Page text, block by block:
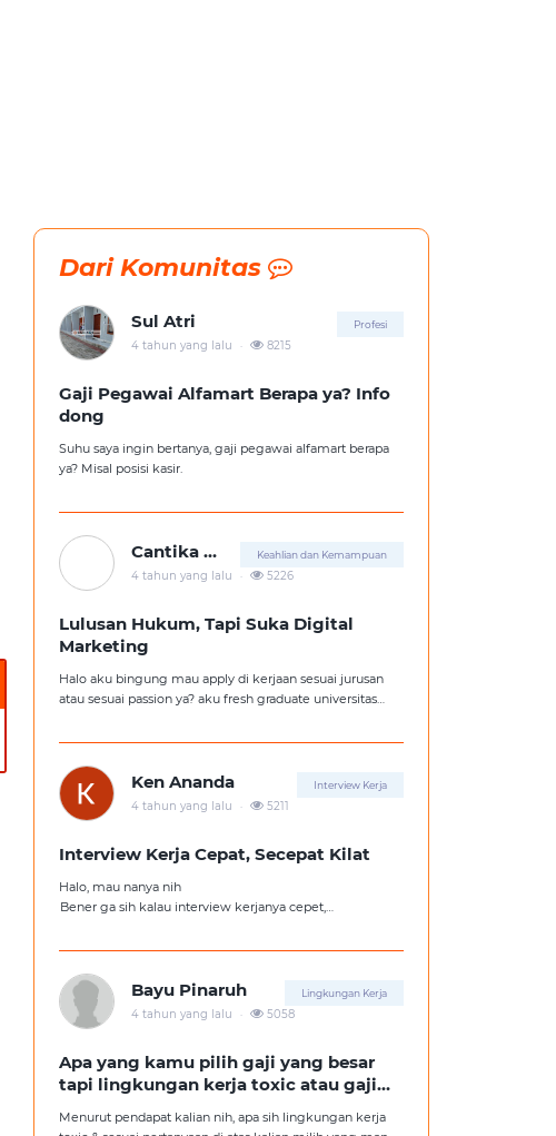
Dari Komunitas
Sul Atri Profesi
4 tahun yang lalu . 8215
Gaji Pegawai Alfamart Berapa ya? Info
dong
Suhu saya ingin bertanya, gaji pegawai alfamart berapa
ya? Misal posisi kasir.
Cantika Putri Keahlian dan Kemampuan
4 tahun yang lalu . 5226
Lulusan Hukum, Tapi Suka Digital
Marketing
Halo aku bingung mau apply di kerjaan sesuai jurusan
atau sesuai passion ya? aku fresh graduate universitas
marketing. Ortuku tentu kasi saran biar aku ambil
Ken Ananda Interview Kerja
4 tahun yang lalu . 5211
Interview Kerja Cepat, Secepat Kilat
Halo, mau nanya nih
Bener ga sih kalau interview kerjanya cepet,
Tolong pencerahannya dong kakak-kakak semua,
Bayu Pinaruh Lingkungan Kerja
4 tahun yang lalu . 5058
Apa yang kamu pilih gaji yang besar
tapi lingkungan kerja toxic atau gaji
nyaman
Menurut pendapat kalian nih, apa sih lingkungan kerja